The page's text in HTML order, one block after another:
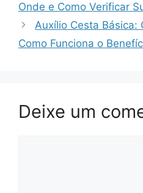
Onde e Como Verificar
Auxílio Cesta Básica:
Como Funciona o
Deixe um